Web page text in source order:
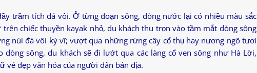
trầm tích đá vôi. Ở từng đoạn sông, dòng nước lại có nhiều màu sắc
chiếc thuyền kayak nhỏ, du khách thu trọn vào tầm mắt dòng sông
núi đá vôi kỳ vĩ; vượt qua những rừng cây cổ thụ hay nương ngô tươi
sông, du khách sẽ đi lướt qua các làng cổ ven sông như Hà Lời,
vẻ đẹp văn hóa của người dân bản địa.